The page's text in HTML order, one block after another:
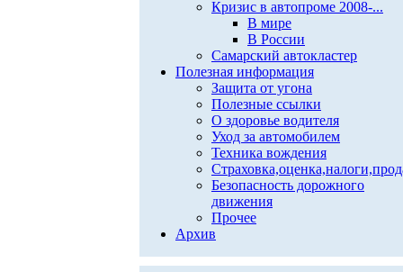
Кризис в автопроме 2008-...
В мире
В России
Самарский автокластер
Полезная информация
Защита от угона
Полезные ссылки
О здоровье водителя
Уход за автомобилем
Техника вождения
Безопасность дорожного
движения
Прочее
Архив